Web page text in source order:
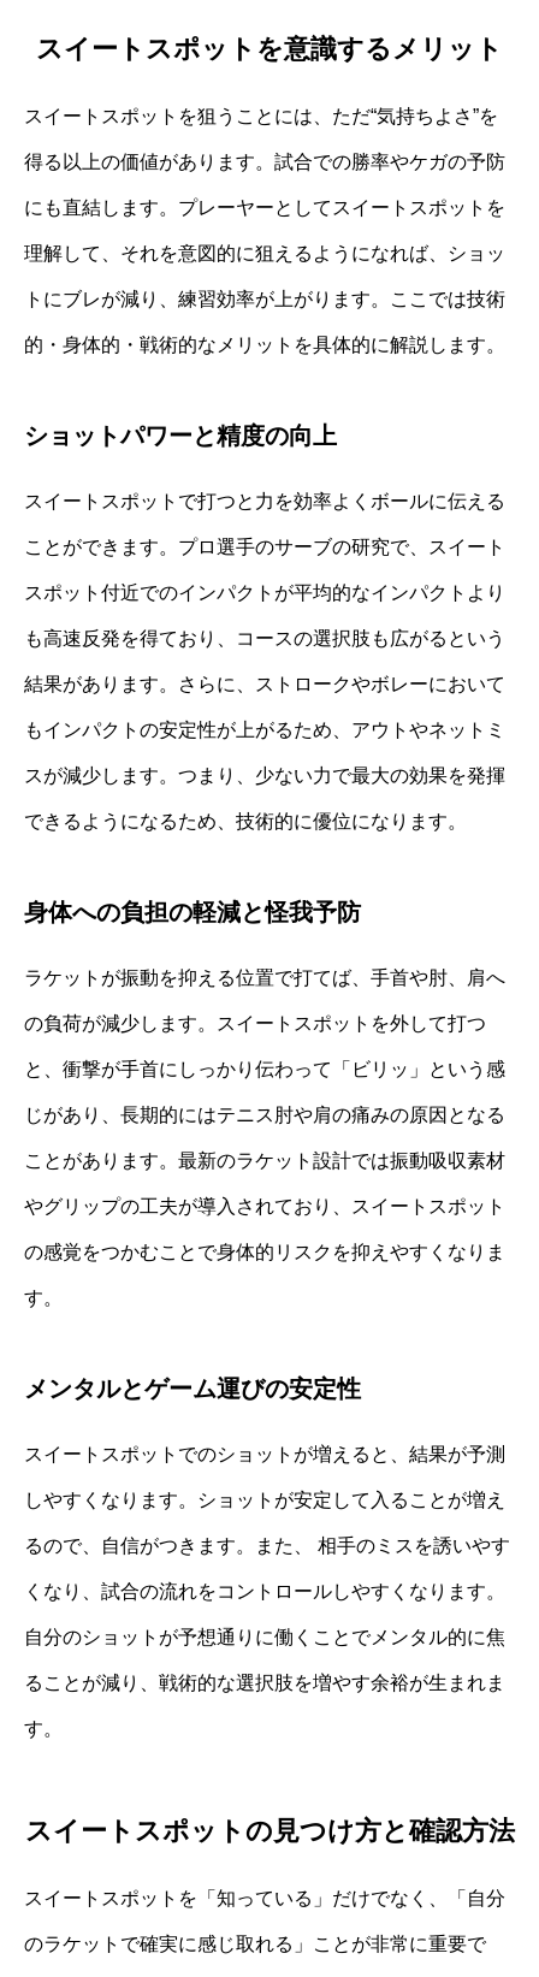
スイートスポットを意識するメリット
スイートスポットを狙うことには、ただ“気持ちよさ”を
得る以上の価値があります。試合での勝率やケガの予防
にも直結します。プレーヤーとしてスイートスポットを
理解して、それを意図的に狙えるようになれば、ショッ
トにブレが減り、練習効率が上がります。ここでは技術
的・身体的・戦術的なメリットを具体的に解説します。
ショットパワーと精度の向上
スイートスポットで打つと力を効率よくボールに伝える
ことができます。プロ選手のサーブの研究で、スイート
スポット付近でのインパクトが平均的なインパクトより
も高速反発を得ており、コースの選択肢も広がるという
結果があります。さらに、ストロークやボレーにおいて
もインパクトの安定性が上がるため、アウトやネットミ
スが減少します。つまり、少ない力で最大の効果を発揮
できるようになるため、技術的に優位になります。
身体への負担の軽減と怪我予防
ラケットが振動を抑える位置で打てば、手首や肘、肩へ
の負荷が減少します。スイートスポットを外して打つ
と、衝撃が手首にしっかり伝わって「ビリッ」という感
じがあり、長期的にはテニス肘や肩の痛みの原因となる
ことがあります。最新のラケット設計では振動吸収素材
やグリップの工夫が導入されており、スイートスポット
の感覚をつかむことで身体的リスクを抑えやすくなりま
す。
メンタルとゲーム運びの安定性
スイートスポットでのショットが増えると、結果が予測
しやすくなります。ショットが安定して入ることが増え
るので、自信がつきます。また、 相手のミスを誘いやす
くなり、試合の流れをコントロールしやすくなります。
自分のショットが予想通りに働くことでメンタル的に焦
ることが減り、戦術的な選択肢を増やす余裕が生まれま
す。
スイートスポットの見つけ方と確認方法
スイートスポットを「知っている」だけでなく、「自分
のラケットで確実に感じ取れる」ことが非常に重要で